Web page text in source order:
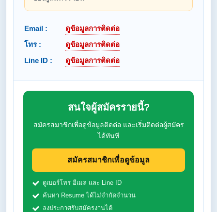
Email :
ดูข้อมูลการติดต่อ
โทร :
ดูข้อมูลการติดต่อ
Line ID :
ดูข้อมูลการติดต่อ
สนใจผู้สมัครรายนี้?
สมัครสมาชิกเพื่อดูข้อมูลติดต่อ และเริ่มติดต่อผู้สมัคร
ได้ทันที
สมัครสมาชิกเพื่อดูข้อมูล
ดูเบอร์โทร อีเมล และ Line ID
ค้นหา Resume ได้ไม่จำกัดจำนวน
ลงประกาศรับสมัครงานได้